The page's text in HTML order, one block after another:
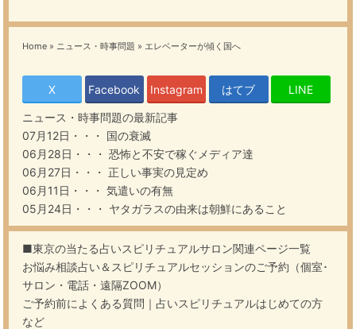
Home » ニュース・時事問題 » エレベーターが傾く国へ
X Facebook Instagram はてブ LINE
ニュース・時事問題の最新記事
07月12日・・・ 国の衰滅
06月28日・・・ 恐怖と不安で稼ぐメディア達
06月27日・・・ 正しい事実の見定め
06月11日・・・ 気遣いの有無
05月24日・・・ ヤタガラスの由来は朝鮮にあること
■東京の当たる占いスピリチュアルサロン関連ページ一覧
お悩み相談占い＆スピリチュアルセッションのご予約（個室･
サロン・電話・遠隔ZOOM）
ご予約前によくある質問｜占いスピリチュアルはじめての方
など